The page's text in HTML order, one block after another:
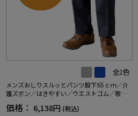
全2色
メンズおしりスルッとパンツ股下65ｃｍ／介
護ズボン／はきやすい／ウエストゴム／敬老
の日／ギフト／プレゼント【CF】
価格： 6,138円 (税込)